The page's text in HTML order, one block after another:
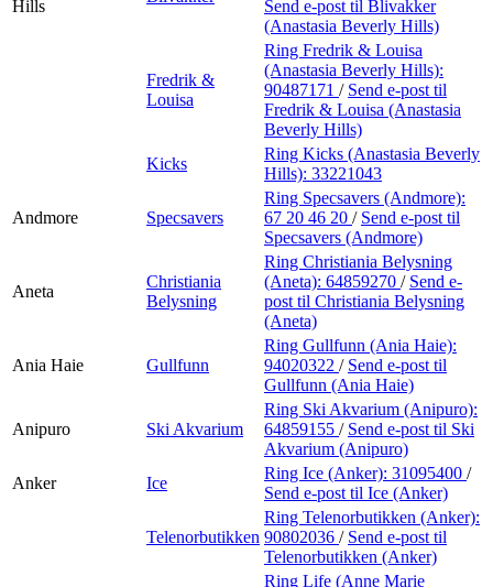
Hills
Send e-post til Blivakker
(Anastasia Beverly Hills)
Fredrik &
Louisa
Ring Fredrik & Louisa
(Anastasia Beverly Hills):
90487171 / Send e-post til
Fredrik & Louisa (Anastasia
Beverly Hills)
Kicks
Ring Kicks (Anastasia Beverly
Hills): 33221043
Andmore Specsavers
Ring Specsavers (Andmore):
67 20 46 20 / Send e-post til
Specsavers (Andmore)
Aneta
Christiania
Belysning
Ring Christiania Belysning
(Aneta): 64859270 / Send e-
post til Christiania Belysning
(Aneta)
Ania Haie Gullfunn
Ring Gullfunn (Ania Haie):
94020322 / Send e-post til
Gullfunn (Ania Haie)
Anipuro Ski Akvarium
Ring Ski Akvarium (Anipuro):
64859155 / Send e-post til Ski
Akvarium (Anipuro)
Anker
Ice
Ring Ice (Anker): 31095400 /
Send e-post til Ice (Anker)
Telenorbutikken
Ring Telenorbutikken (Anker):
90802036 / Send e-post til
Telenorbutikken (Anker)
Ring Life (Anne Marie